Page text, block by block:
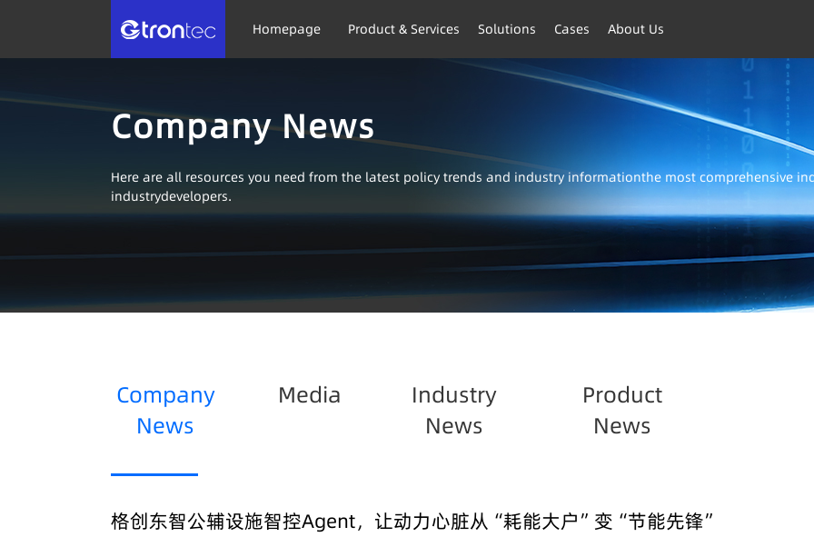
Homepage Product & Services Solutions Cases About Us
Company News
Here are all resources you need from the latest policy trends and industry informationthe most comprehensive
industrydevelopers.
Company
News
Media
Industry
News
Product
News
格创东智公辅设施智控Agent，让动力心脏从“耗能大户”变“节能先锋”